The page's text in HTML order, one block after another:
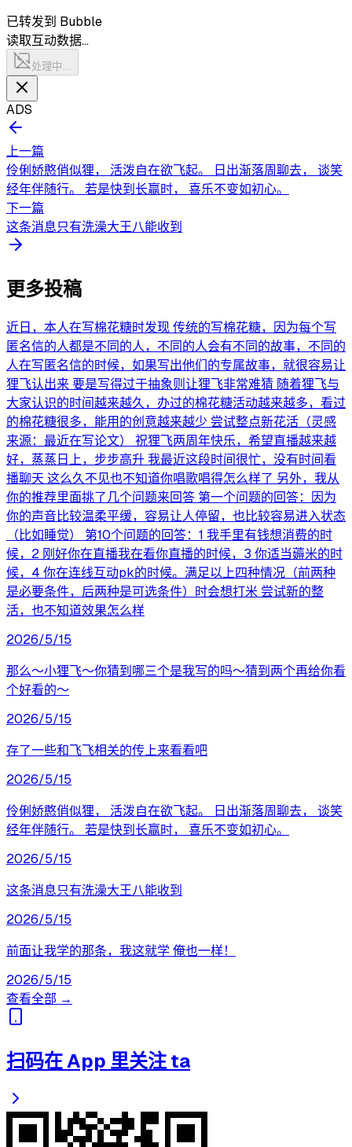
已转发到 Bubble
读取互动数据…
处理中…
ADS
上一篇
伶俐娇憨俏似狸， 活泼自在欲飞起。 日出渐落周聊去， 谈笑
经年伴随行。 若是快到长赢时， 喜乐不变如初心。
下一篇
这条消息只有洗澡大王八能收到
更多投稿
近日，本人在写棉花糖时发现 传统的写棉花糖，因为每个写
匿名信的人都是不同的人，不同的人会有不同的故事，不同的
人在写匿名信的时候，如果写出他们的专属故事，就很容易让
狸飞认出来 要是写得过于抽象则让狸飞非常难猜 随着狸飞与
大家认识的时间越来越久，办过的棉花糖活动越来越多，看过
的棉花糖很多，能用的创意越来越少 尝试整点新花活（灵感
来源：最近在写论文） 祝狸飞两周年快乐，希望直播越来越
好，蒸蒸日上，步步高升 我最近这段时间很忙，没有时间看
播聊天 这么久不见也不知道你唱歌唱得怎么样了 另外，我从
你的推荐里面挑了几个问题来回答 第一个问题的回答：因为
你的声音比较温柔平缓，容易让人停留，也比较容易进入状态
（比如睡觉） 第10个问题的回答：1 我手里有钱想消费的时
候，2 刚好你在直播我在看你直播的时候，3 你适当薅米的时
候，4 你在连线互动pk的时候。满足以上四种情况（前两种
是必要条件，后两种是可选条件）时会想打米 尝试新的整
活，也不知道效果怎么样
2026/5/15
那么～小狸飞～你猜到哪三个是我写的吗～猜到两个再给你看
个好看的～
2026/5/15
存了一些和飞飞相关的传上来看看吧
2026/5/15
伶俐娇憨俏似狸， 活泼自在欲飞起。 日出渐落周聊去， 谈笑
经年伴随行。 若是快到长赢时， 喜乐不变如初心。
2026/5/15
这条消息只有洗澡大王八能收到
2026/5/15
前面让我学的那条，我这就学 俺也一样！
2026/5/15
查看全部 →
扫码在 App 里关注 ta